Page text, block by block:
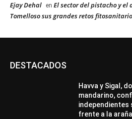
Ejay Dehal en El sector del pistacho y el
Tomelloso sus grandes retos
DESTACADOS
Havva y Sigal,
mandarino,
independientes
frente a la